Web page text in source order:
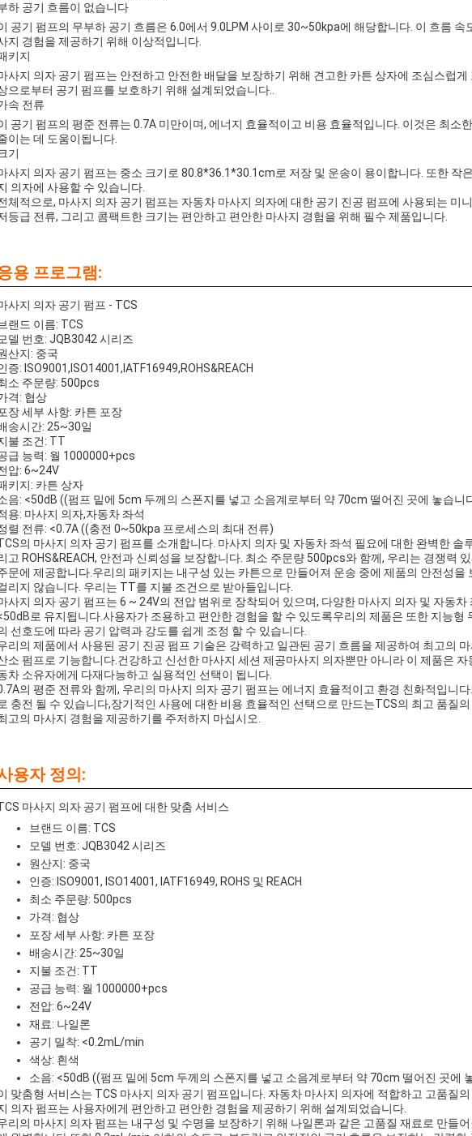
하 공기 흐름이 없습니다
공기 펌프의 무부하 공기 흐름은 6.0에서 9.0LPM 사이로 30~50kpa에 해당합니다. 이 흐름
지 경험을 제공하기 위해 이상적입니다.
키지
사지 의자 공기 펌프는 안전하고 안전한 배달을 보장하기 위해 견고한 카튼 상자에 조심스럽
으로부터 공기 펌프를 보호하기 위해 설계되었습니다..
속 전류
공기 펌프의 평준 전류는 0.7A 미만이며, 에너지 효율적이고 비용 효율적입니다. 이것은 최소
이는 데 도움이됩니다.
기
사지 의자 공기 펌프는 중소 크기로 80.8*36.1*30.1cm로 저장 및 운송이 용이합니다. 또한 작
의자에 사용할 수 있습니다.
체적으로, 마사지 의자 공기 펌프는 자동차 마사지 의자에 대한 공기 진공 펌프에 사용되는 미
등급 전류, 그리고 콤팩트한 크기는 편안하고 편안한 마사지 경험을 위해 필수 제품입니다.
용 프로그램:
사지 의자 공기 펌프 - TCS
랜드 이름: TCS
델 번호: JQB3042 시리즈
산지: 중국
증: ISO9001,ISO14001,IATF16949,ROHS&REACH
소 주문량: 500pcs
격: 협상
장 세부 사항: 카튼 포장
송시간: 25~30일
불 조건: TT
급 능력: 월 1000000+pcs
압: 6~24V
키지: 카튼 상자
음: <50dB ((펌프 밑에 5cm 두께의 스폰지를 넣고 소음계로부터 약 70cm 떨어진 곳에 놓습니
용: 마사지 의자,자동차 좌석
렬 전류: <0.7A ((충전 0~50kpa 프로세스의 최대 전류)
의 마사지 의자 공기 펌프를 소개합니다. 마사지 의자 및 자동차 좌석 필요에 대한 완벽한 솔
고 ROHS&REACH, 안전과 신뢰성을 보장합니다. 최소 주문량 500pcs와 함께, 우리는 경쟁력
문에 제공합니다.우리의 패키지는 내구성 있는 카튼으로 만들어져 운송 중에 제품의 안전성을
리지 않습니다. 우리는 TT를 지불 조건으로 받아들입니다.
사지 의자 공기 펌프는 6 ~ 24V의 전압 범위로 장착되어 있으며, 다양한 마사지 의자 및 자동
로 유지됩니다.사용자가 조용하고 편안한 경험을 할 수 있도록우리의 제품은 또한 지능형
선호도에 따라 공기 압력과 강도를 쉽게 조정 할 수 있습니다.
리의 제품에서 사용된 공기 진공 펌프 기술은 강력하고 일관된 공기 흐름을 제공하여 최고의
소 펌프로 기능합니다.건강하고 신선한 마사지 세션 제공마사지 의자뿐만 아니라 이 제품은
차 소유자에게 다재다능하고 실용적인 선택이 됩니다.
의 평준 전류와 함께, 우리의 마사지 의자 공기 펌프는 에너지 효율적이고 환경 친화적입니
충전 될 수 있습니다,장기적인 사용에 대한 비용 효율적인 선택으로 만드는TCS의 최고 품질
고의 마사지 경험을 제공하기를 주저하지 마십시오.
용자 정의:
마사지 의자 공기 펌프에 대한 맞춤 서비스
브랜드 이름: TCS
모델 번호: JQB3042 시리즈
원산지: 중국
인증: ISO9001, ISO14001, IATF16949, ROHS 및 REACH
최소 주문량: 500pcs
가격: 협상
포장 세부 사항: 카튼 포장
배송시간: 25~30일
지불 조건: TT
공급 능력: 월 1000000+pcs
전압: 6~24V
재료: 나일론
공기 밀착: <0.2mL/min
색상: 흰색
소음: <50dB ((펌프 밑에 5cm 두께의 스폰지를 넣고 소음계로부터 약 70cm 떨어진 곳에
맞춤형 서비스는 TCS 마사지 의자 공기 펌프입니다. 자동차 마사지 의자에 적합하고 고품질
의자 펌프는 사용자에게 편안하고 편안한 경험을 제공하기 위해 설계되었습니다.
리의 마사지 의자 펌프는 내구성 및 수명을 보장하기 위해 나일론과 같은 고품질 재료로 만들